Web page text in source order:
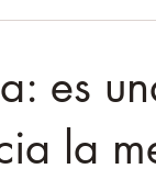
es
la